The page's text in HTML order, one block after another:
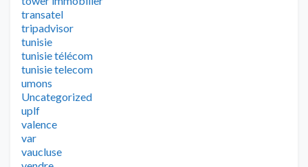
transatel
tripadvisor
tunisie
tunisie télécom
tunisie telecom
umons
Uncategorized
uplf
valence
var
vaucluse